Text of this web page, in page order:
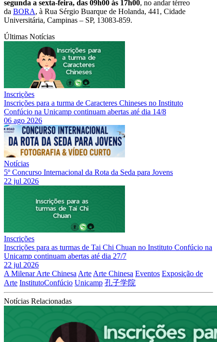
segunda a sexta-feira, das 09h00 às 17h00, no andar térreo
da BORA, à Rua Sérgio Buarque de Holanda, 441, Cidade
Universitária, Campinas – SP, 13083-859.
Últimas Notícias
Inscrições
Inscrições para a turma de Caracteres Chineses no Instituto
Confúcio na Unicamp continuam abertas até dia 14/8
06 ago 2026
Notícias
5º Concurso Internacional da Rota da Seda para Jovens
22 jul 2026
Inscrições
Inscrições para as turmas de Tai Chi Chuan no Instituto Confúcio na
Unicamp continuam abertas até dia 27/7
22 jul 2026
A Milenar Arte Chinesa Arte Arte Chinesa Eventos Exposição de
Arte InstitutoConfúcio Unicamp 孔子学院
Notícias Relacionadas